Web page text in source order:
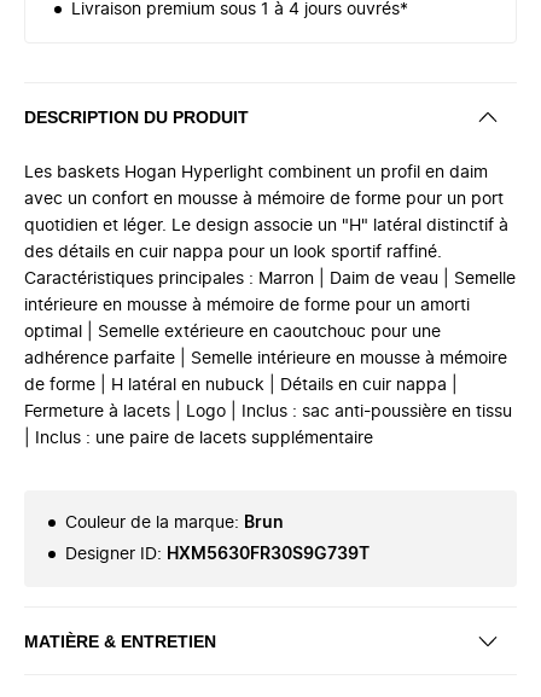
Livraison premium sous 1 à 4 jours ouvrés*
DESCRIPTION DU PRODUIT
Les baskets Hogan Hyperlight combinent un profil en daim
avec un confort en mousse à mémoire de forme pour un port
quotidien et léger. Le design associe un "H" latéral distinctif à
des détails en cuir nappa pour un look sportif raffiné.
Caractéristiques principales : Marron | Daim de veau | Semelle
intérieure en mousse à mémoire de forme pour un amorti
optimal | Semelle extérieure en caoutchouc pour une
adhérence parfaite | Semelle intérieure en mousse à mémoire
de forme | H latéral en nubuck | Détails en cuir nappa |
Fermeture à lacets | Logo | Inclus : sac anti-poussière en tissu
| Inclus : une paire de lacets supplémentaire
Couleur de la marque: Brun
Designer ID: HXM5630FR30S9G739T
MATIÈRE & ENTRETIEN